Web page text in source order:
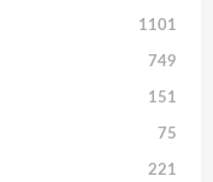
1101
749
151
75
221